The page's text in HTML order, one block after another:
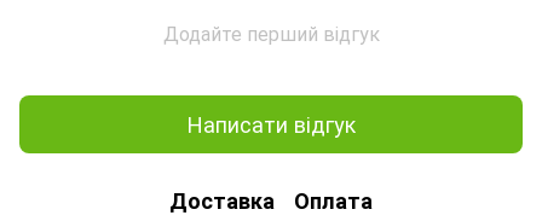
Додайте перший відгук
Написати відгук
Доставка Оплата